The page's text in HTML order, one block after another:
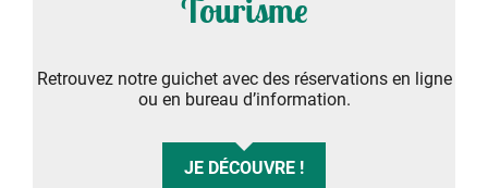
Tourisme
Retrouvez notre guichet avec des réservations en ligne
ou en bureau d’information.
JE DÉCOUVRE !